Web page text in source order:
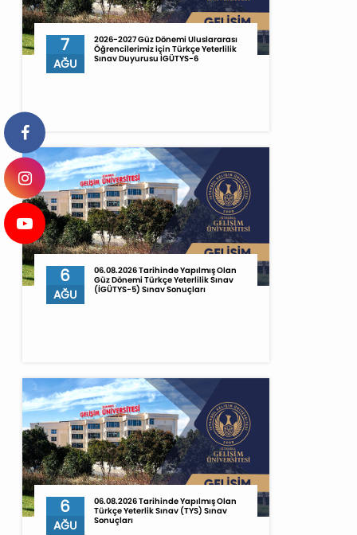
7
AĞU
2026-2027 Güz Dönemi Uluslararası
Öğrencilerimiz için Türkçe Yeterlilik
Sınav Duyurusu İGÜTYS-6
6
AĞU
06.08.2026 Tarihinde Yapılmış Olan
Güz Dönemi Türkçe Yeterlilik Sınav
(İGÜTYS-5) Sınav Sonuçları
6
AĞU
06.08.2026 Tarihinde Yapılmış Olan
Türkçe Yeterlik Sınav (TYS) Sınav
Sonuçları